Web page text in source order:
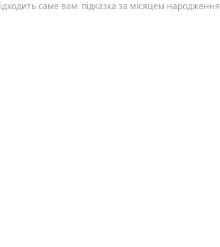
саме вам: підказка за місяцем народження